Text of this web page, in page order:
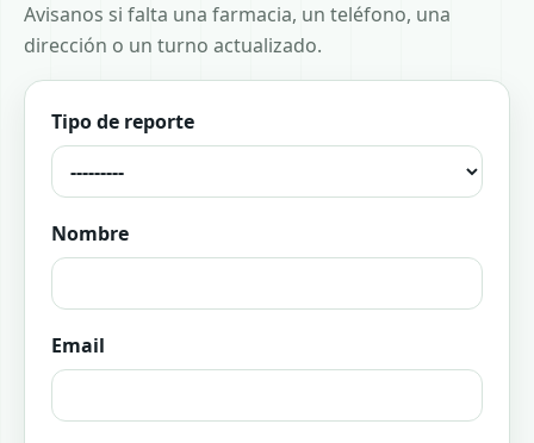
Avisanos si falta una farmacia, un teléfono, una
dirección o un turno actualizado.
Tipo de reporte
Nombre
Email